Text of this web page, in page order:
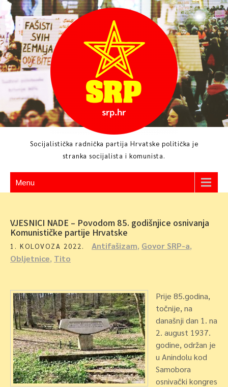
Skip
to
content
Socijalistička radnička partija Hrvatske politička je
stranka socijalista i komunista.
Menu
VJESNICI NADE – Povodom 85. godišnjice osnivanja
Komunističke partije Hrvatske
1. KOLOVOZA 2022. Antifašizam, Govor SRP-a,
Obljetnice, Tito
Prije 85.godina,
točnije, na
današnji dan 1. na
2. august 1937.
godine, održan je
u Anindolu kod
Samobora
osnivački kongres